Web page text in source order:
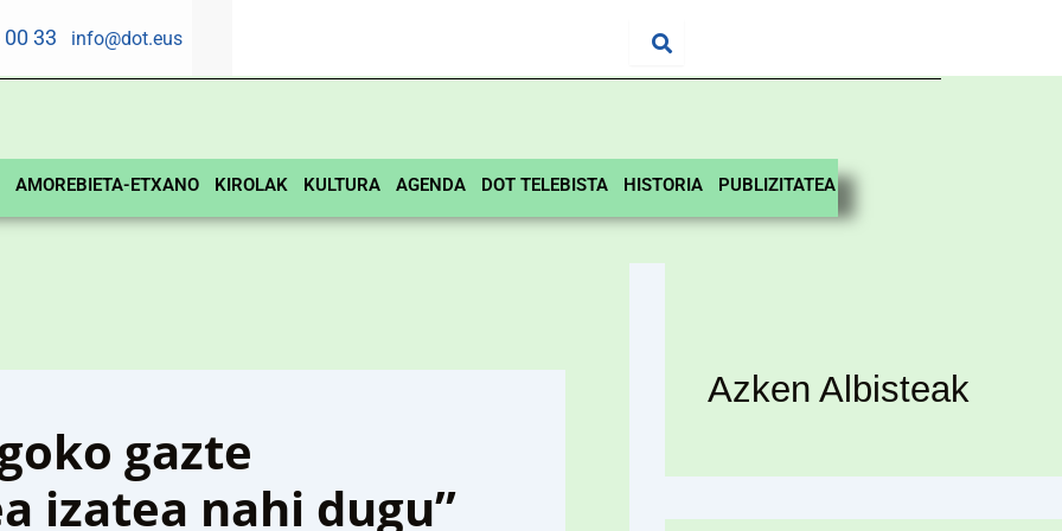
00 33 info@dot.eus
AMOREBIETA-ETXANO KIROLAK KULTURA AGENDA DOT TELEBISTA HISTORIA PUBLIZITATEA
gazte
izatea nahi dugu”
Azken Albisteak